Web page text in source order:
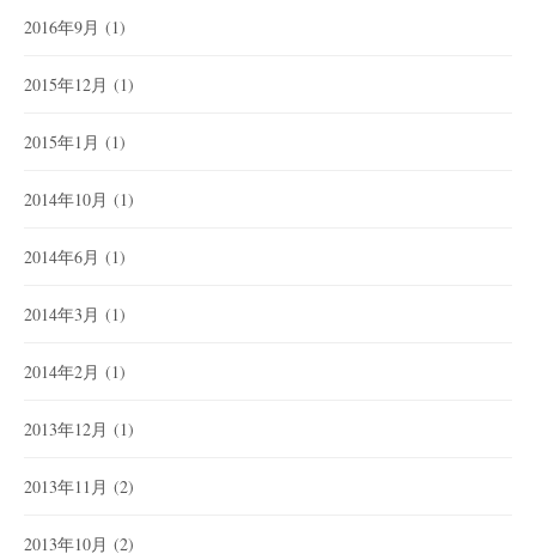
2016年9月 (1)
2015年12月 (1)
2015年1月 (1)
2014年10月 (1)
2014年6月 (1)
2014年3月 (1)
2014年2月 (1)
2013年12月 (1)
2013年11月 (2)
2013年10月 (2)